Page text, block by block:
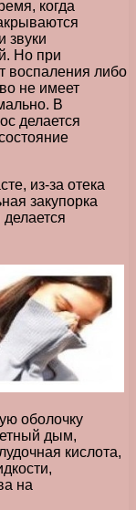
когда
звуки
Но при
воспаления либо
не имеет
В
делается
из-за отека
закупорка
оболочку
дым,
кислота,
на